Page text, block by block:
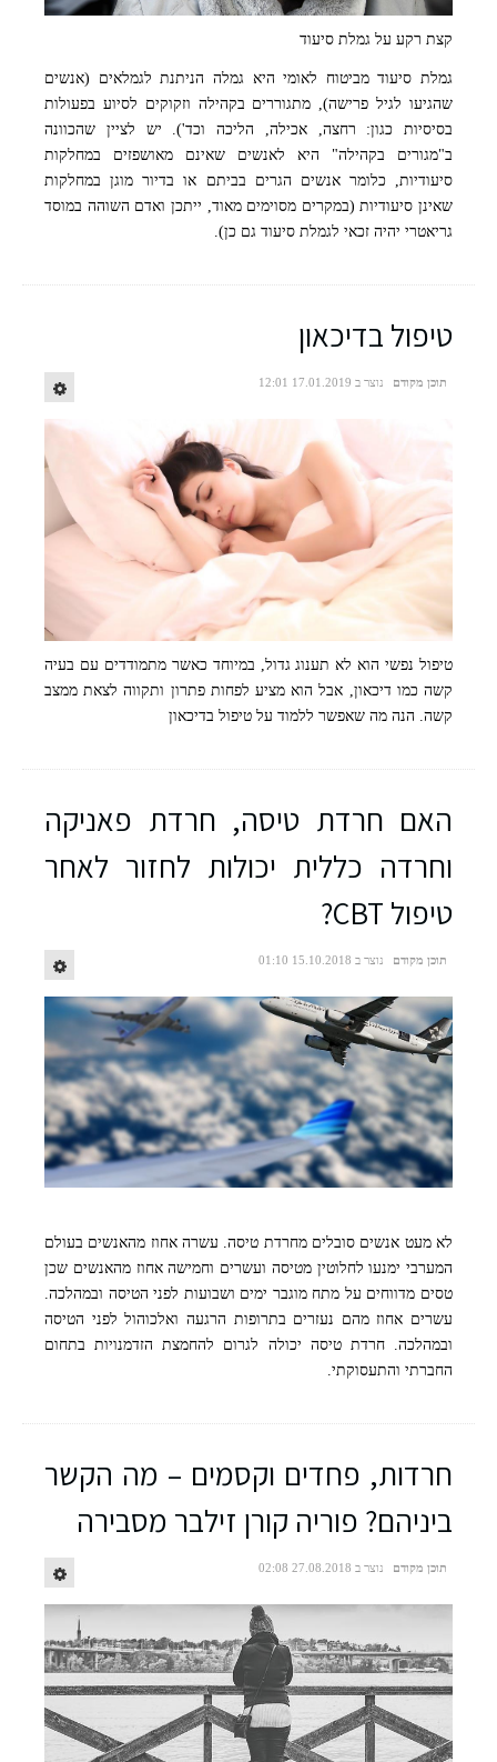
קצת רקע על גמלת סיעוד
גמלת סיעוד מביטוח לאומי היא גמלה הניתנת לגמלאים (אנשים
שהגיעו לגיל פרישה), מתגוררים בקהילה וזקוקים לסיוע בפעולות
בסיסיות כגון: רחצה, אכילה, הליכה וכד'). יש לציין שהכוונה
ב"מגורים בקהילה" היא לאנשים שאינם מאושפזים במחלקות
סיעודיות, כלומר אנשים הגרים בביתם או בדיור מוגן במחלקות
שאינן סיעודיות (במקרים מסוימים מאוד, ייתכן ואדם השוהה במוסד
גריאטרי יהיה זכאי לגמלת סיעוד גם כן).
טיפול בדיכאון
תוכן מקודם נוצר ב 17.01.2019 12:01
טיפול נפשי הוא לא תענוג גדול, במיוחד כאשר מתמודדים עם בעיה
קשה כמו דיכאון, אבל הוא מציע לפחות פתרון ותקווה לצאת ממצב
קשה. הנה מה שאפשר ללמוד על טיפול בדיכאון
האם חרדת טיסה, חרדת פאניקה
וחרדה כללית יכולות לחזור לאחר
טיפול CBT?
תוכן מקודם נוצר ב 15.10.2018 01:10
לא מעט אנשים סובלים מחרדת טיסה. עשרה אחוז מהאנשים בעולם
המערבי ימנעו לחלוטין מטיסה ועשרים וחמישה אחוז מהאנשים שכן
טסים מדווחים על מתח מוגבר ימים ושבועות לפני הטיסה ובמהלכה.
עשרים אחוז מהם נעזרים בתרופות הרגעה ואלכוהול לפני הטיסה
ובמהלכה. חרדת טיסה יכולה לגרום להחמצת הזדמנויות בתחום
החברתי והתעסוקתי.
חרדות, פחדים וקסמים – מה הקשר
ביניהם? פוריה קורן זילבר מסבירה
תוכן מקודם נוצר ב 27.08.2018 02:08